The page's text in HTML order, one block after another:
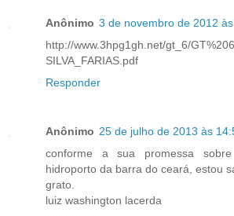
Anônimo 3 de novembro de 2012
http://www.3hpg1gh.net/gt_6/
SILVA_FARIAS.pdf
Responder
Anônimo 25 de julho de 2013 às
conforme a sua promessa
hidroporto da barra do ceará, estou
grato.
luiz washington lacerda